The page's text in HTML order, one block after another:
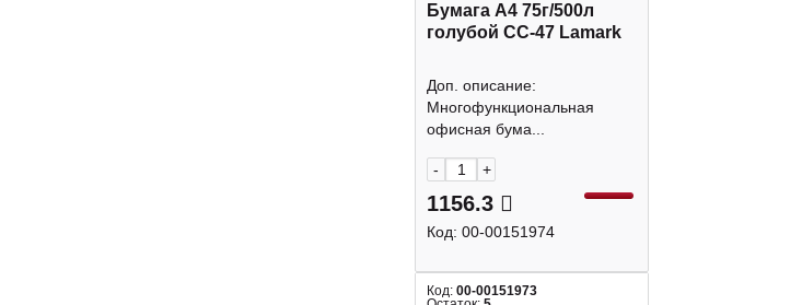
Бумага А4 75г/500л
голубой CC-47 Lamark
Доп. описание:
Многофункциональная
офисная бума...
- +
1156.3
Код: 00-00151974
Код: 00-00151973